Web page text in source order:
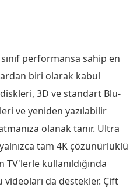
performansa sahip en
biri olarak kabul
3D ve standart Blu-
ve yeniden yazılabilir
olanak tanır. Ultra
tam 4K çözünürlüklü
kullanıldığında
da destekler. Çift